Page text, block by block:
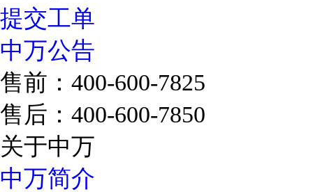
提交工单
中万公告
售前：400-600-7825
售后：400-600-7850
关于中万
中万简介